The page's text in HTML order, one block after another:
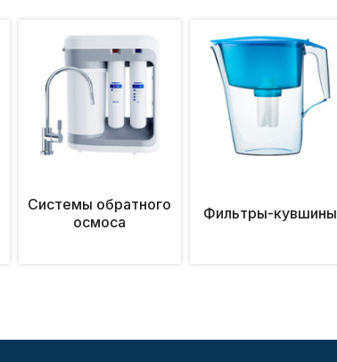
Системы обратного
осмоса
Фильтры-кувшины